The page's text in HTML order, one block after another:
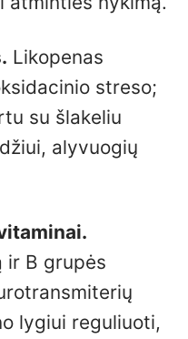
Likopenas
streso;
su šlakeliu
alyvuogių
ir B grupės
lygiui reguliuoti,